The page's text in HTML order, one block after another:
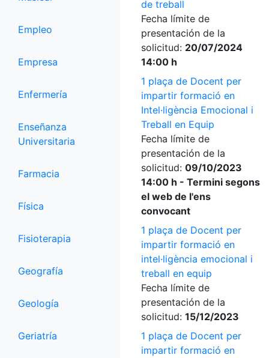
Empleo
Empresa
Enfermería
Enseñanza
Universitaria
Farmacia
Física
Fisioterapia
Geografía
Geología
Geriatría
de treball
Fecha límite de
presentación de la
solicitud: 20/07/2024
14:00 h
1 plaça de Docent per
impartir formació en
Intel·ligència Emocional i
Treball en Equip
Fecha límite de
presentación de la
solicitud: 09/10/2023
14:00 h - Termini segons
el web de l'ens
convocant
1 plaça de Docent per
impartir formació en
intel·ligència emocional i
treball en equip
Fecha límite de
presentación de la
solicitud: 15/12/2023
1 plaça de Docent per
impartir formació en